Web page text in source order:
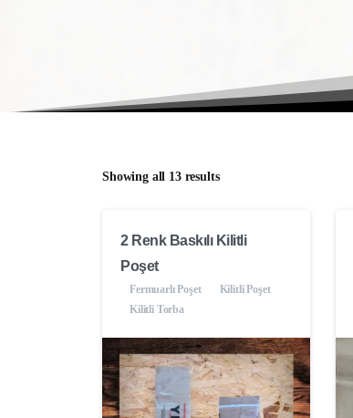
Showing all 13 results
2 Renk Baskılı Kilitli
Poşet
Fermuarlı Poşet
Kilitli Poşet
Kilitli Torba